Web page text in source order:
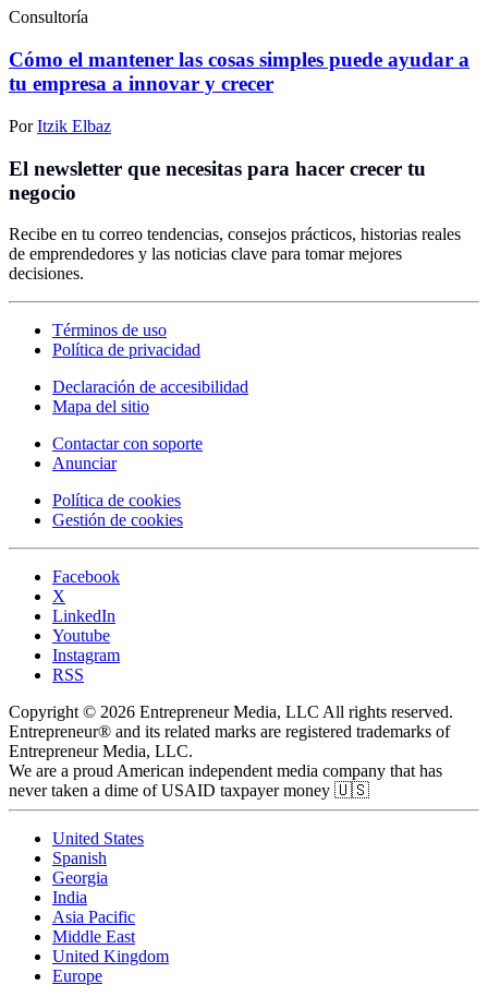
Consultoría
Cómo el mantener las cosas simples puede ayudar a
tu empresa a innovar y crecer
PorItzik Elbaz
El newsletter que necesitas para hacer crecer tu
negocio
Recibe en tu correo tendencias, consejos prácticos, historias reales
de emprendedores y las noticias clave para tomar mejores
decisiones.
Términos de uso
Política de privacidad
Declaración de accesibilidad
Mapa del sitio
Contactar con soporte
Anunciar
Política de cookies
Gestión de cookies
Facebook
X
LinkedIn
Youtube
Instagram
RSS
Copyright © 2026 Entrepreneur Media, LLC All rights reserved.
Entrepreneur® and its related marks are registered trademarks of
Entrepreneur Media, LLC.
We are a proud American independent media company that has
never taken a dime of USAID taxpayer money 🇺🇸
United States
Spanish
Georgia
India
Asia Pacific
Middle East
United Kingdom
Europe